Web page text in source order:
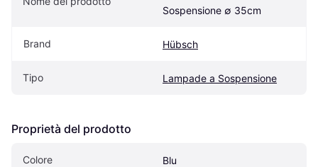
Sospensione ∅ 35cm
Brand Hübsch
Tipo Lampade a Sospensione
Proprietà del prodotto
Colore Blu